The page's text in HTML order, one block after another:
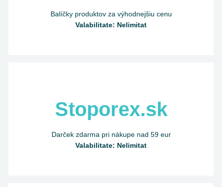
Balíčky produktov za výhodnejšiu cenu
Valabilitate: Nelimitat
Stoporex.sk
Darček zdarma pri nákupe nad 59 eur
Valabilitate: Nelimitat